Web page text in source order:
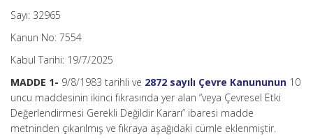
Sayı: 32965
Kanun No: 7554
Kabul Tarihi: 19/7/2025
MADDE 1- 9/8/1983 tarihli ve 2872 sayılı Çevre Kanununun 10
uncu maddesinin ikinci fıkrasında yer alan “veya Çevresel Etki
Değerlendirmesi Gerekli Değildir Kararı” ibaresi madde
metninden çıkarılmış ve fıkraya aşağıdaki cümle eklenmiştir.